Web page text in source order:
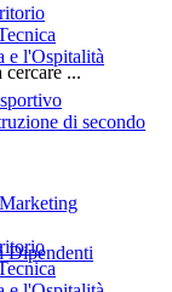
cercare ...
e l'Ospitalità
di secondo
Dipendenti